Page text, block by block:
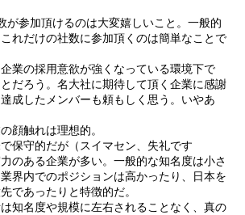
が参加頂けるのは大変嬉しいこと。一般的
れだけの社数に参加頂くのは簡単なことで
業の採用意欲が強くなっている環境下で
だろう。名大社に期待して頂く企業に感謝
成したメンバーも頼もしく思う。いやあ
顔触れは理想的。
保守的だが（スイマセン、失礼です
のある企業が多い。一般的な知名度は小さ
界内でのポジションは高かったり、日本を
であったりと特徴的だ。
知名度や規模に左右されることなく、真の